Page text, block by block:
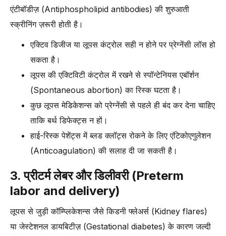
एंटीबॉडीज़ (Antiphospholipid antibodies) की शुरुआती
स्क्रीनिंग ज़रूरी होती है।
एक्टिव डिजीज या लूपस कंट्रोल सही न होने पर प्रेग्नेंसी लॉस हो
सकता है।
लूपस की एक्टिविटी कंट्रोल में रखने से स्पॉन्टेनियस एबॉर्शन
(Spontaneous abortion) का रिस्क घटता है।
कुछ लूपस मेडिकेशन्स को प्रेग्नेंसी से पहले ही बंद कर देना चाहिए
ताकि बर्थ डिफेक्ट्स न हों।
हाई-रिस्क पेशेंट्स में ब्लड क्लॉट्स रोकने के लिए एंटिकोएगुलेशन
(Anticoagulation) की सलाह दी जा सकती है।
3. प्रीटर्म लेबर और डिलीवरी (Preterm
labor and delivery)
लूपस से जुड़ी कॉम्प्लिकेशन्स जैसे किडनी फ्लेअर्स (Kidney flares)
या जेस्टेशनल डायबिटीज़ (Gestational diabetes) के कारण जल्दी